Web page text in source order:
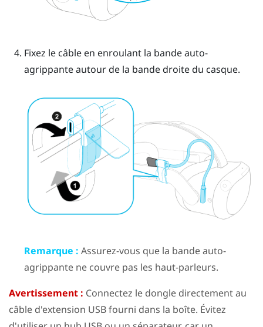
Fixez le câble en enroulant la bande auto-
agrippante autour de la bande droite du casque.
Remarque : Assurez-vous que la bande auto-
agrippante ne couvre pas les haut-parleurs.
Avertissement : Connectez le dongle directement au
câble d'extension USB fourni dans la boîte. Évitez